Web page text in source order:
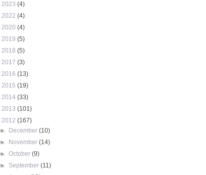
2023 (4)
2022 (4)
2020 (4)
2019 (5)
2018 (5)
2017 (3)
2016 (13)
2015 (19)
2014 (33)
2013 (101)
2012 (167)
►
December(10)
►
November(14)
►October(9)
► September(11)